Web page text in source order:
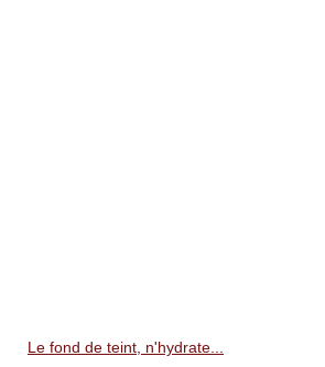
Le fond de teint, n'hydrate...